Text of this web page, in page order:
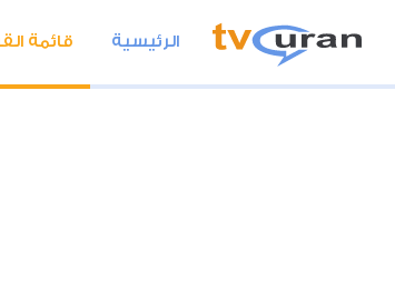
الرئيسية قائمة